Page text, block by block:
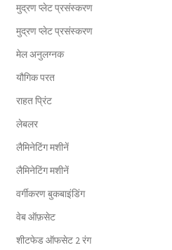
मुद्रण प्लेट प्रसंस्करण
मुद्रण प्लेट प्रसंस्करण
मेल अनुलग्नक
यौगिक परत
राहत प्रिंट
लेबलर
लैमिनेटिंग मशीनें
लैमिनेटिंग मशीनें
वर्गीकरण बुकबाइंडिंग
वेब ऑफ़सेट
शीटफेड ऑफसेट 2 रंग